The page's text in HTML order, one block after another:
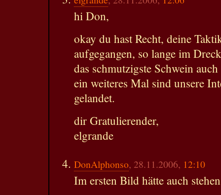
hi Don,
okay du hast Recht, deine
aufgegangen, so lange im
das schmutzigste Schwein
ein weiteres Mal sind unsere
gelandet.
dir Gratulierender,
elgrande
DonAlphonso, 28.11.2006, 12:10
Im ersten Bild hätte auch